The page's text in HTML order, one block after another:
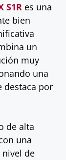
S1R es una
bien
un
muy
una
destaca por
de alta
una
nivel de